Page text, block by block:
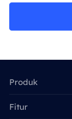
Produk
Fitur